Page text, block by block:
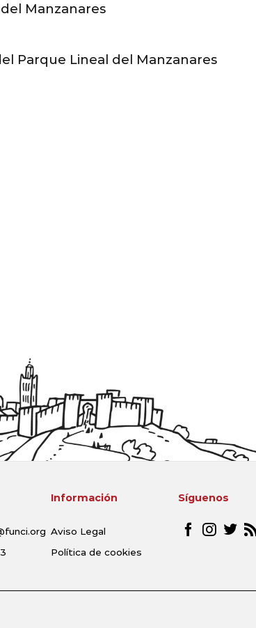
Manzanares
Parque Lineal del Manzanares
Información
Aviso Legal
Política de cookies
Síguenos